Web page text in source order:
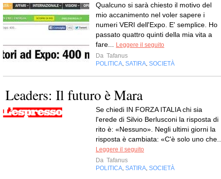
Qualcuno si sarà chiesto il motivo del
mio accanimento nel voler sapere i
numeri VERI dell'Expo. E' semplice. Ho
passato quattro quinti della mia vita a
fare...
Leggere il seguito
Da Tafanus
POLITICA SATIRA SOCIETÀ
Leaders: Il futuro è Mara
Se chiedi IN FORZA ITALIA chi sia
l'erede di Silvio Berlusconi la risposta di
rito è: «Nessuno». Negli ultimi giorni la
risposta è cambiata: «C'è solo uno
Leggere il seguito
Da Tafanus
POLITICA SATIRA SOCIETÀ